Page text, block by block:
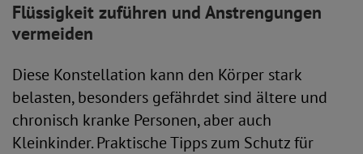
Flüssigkeit zuführen und Anstrengungen
vermeiden
Diese Konstellation kann den Körper stark
belasten, besonders gefährdet sind ältere und
chronisch kranke Personen, aber auch
Kleinkinder. Praktische Tipps zum Schutz für